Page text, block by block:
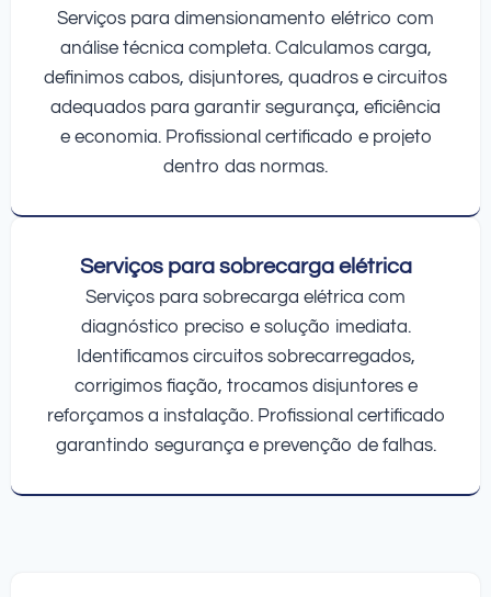
Serviços para dimensionamento elétrico com
análise técnica completa. Calculamos carga,
definimos cabos, disjuntores, quadros e circuitos
adequados para garantir segurança, eficiência
e economia. Profissional certificado e projeto
dentro das normas.
Serviços para sobrecarga elétrica
Serviços para sobrecarga elétrica com
diagnóstico preciso e solução imediata.
Identificamos circuitos sobrecarregados,
corrigimos fiação, trocamos disjuntores e
reforçamos a instalação. Profissional certificado
garantindo segurança e prevenção de falhas.